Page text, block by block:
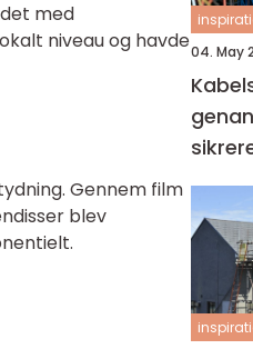
med
niveau og havde
Gennem film
blev
04. May